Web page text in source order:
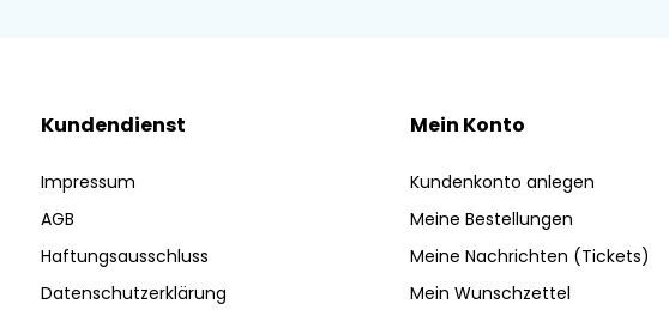
Kundendienst
Impressum
AGB
Haftungsausschluss
Datenschutzerklärung
Mein Konto
Kundenkonto anlegen
Meine Bestellungen
Meine Nachrichten (Tickets)
Mein Wunschzettel